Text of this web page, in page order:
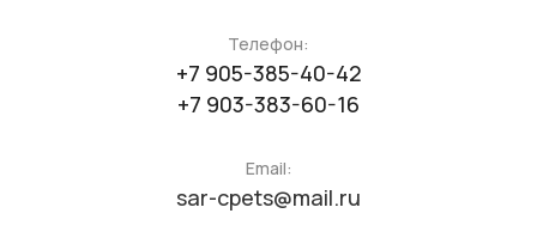
Телефон:
+7 905-385-40-42
+7 903-383-60-16
Email:
sar-cpets@mail.ru